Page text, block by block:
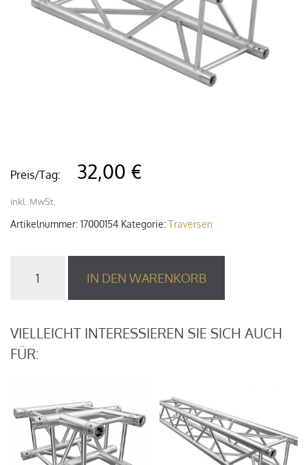
Preis/Tag: 32,00 €
inkl. MwSt.
Artikelnummer: 17000154 Kategorie: Traversen
QUADLOCK
5
m
Menge
IN DEN WARENKORB
VIELLEICHT INTERESSIEREN SIE SICH AUCH
FÜR: